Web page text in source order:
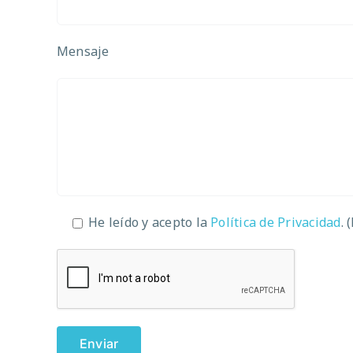
Mensaje
He leído y acepto la Política de Privacidad.